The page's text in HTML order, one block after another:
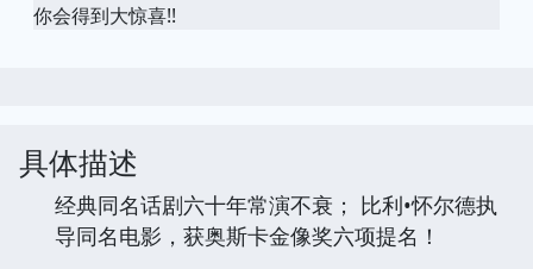
你会得到大惊喜!!
具体描述
经典同名话剧六十年常演不衰； 比利•怀尔德执
导同名电影，获奥斯卡金像奖六项提名！